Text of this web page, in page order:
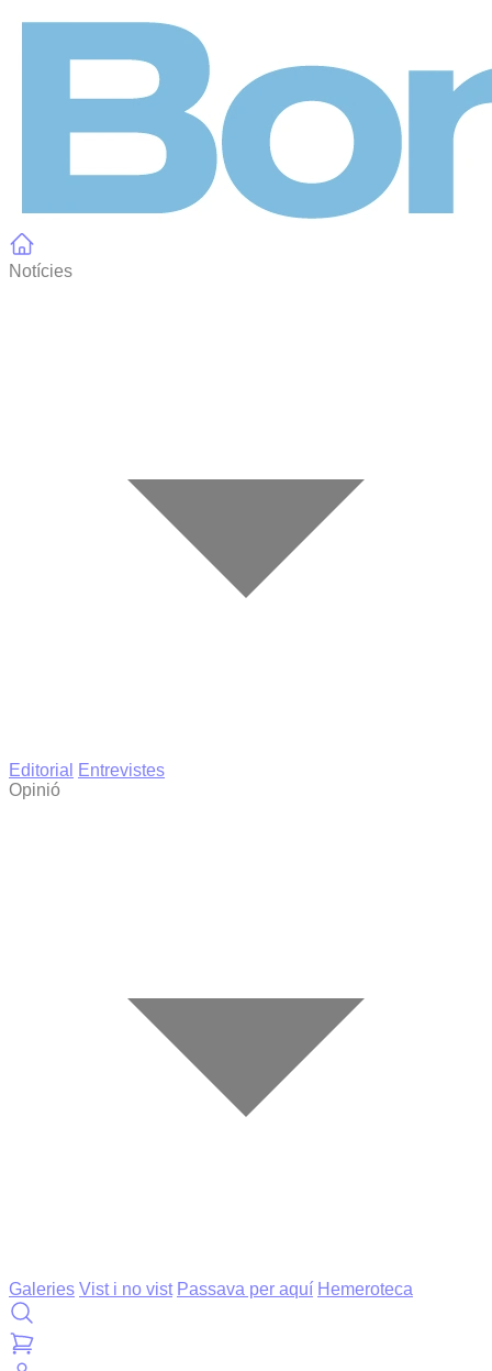
Notícies
Editorial
Entrevistes
Opinió
Galeries Vist i no vist Passava per aquí Hemeroteca